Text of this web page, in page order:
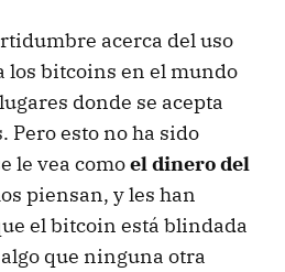
acerca del uso
los bitcoins en el mundo
donde se acepta
esto no ha sido
le vea comoel dinero del
piensan, y les han
el bitcoin está blindada
que ninguna otra